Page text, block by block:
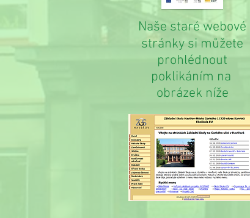
Naše staré webové
stránky si můžete
prohlédnout
poklikáním na
obrázek níže